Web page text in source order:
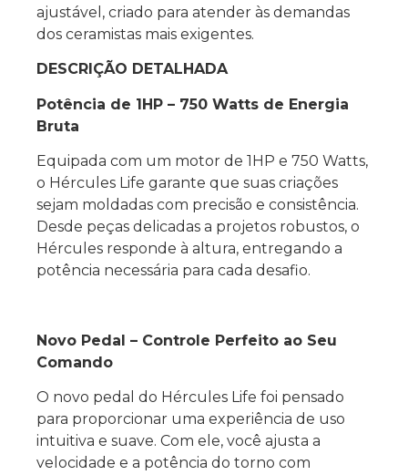
ajustável, criado para atender às demandas
dos ceramistas mais exigentes.
DESCRIÇÃO DETALHADA
Potência de 1HP – 750 Watts de Energia
Bruta
Equipada com um motor de 1HP e 750 Watts,
o Hércules Life garante que suas criações
sejam moldadas com precisão e consistência.
Desde peças delicadas a projetos robustos, o
Hércules responde à altura, entregando a
potência necessária para cada desafio.
Novo Pedal – Controle Perfeito ao Seu
Comando
O novo pedal do Hércules Life foi pensado
para proporcionar uma experiência de uso
intuitiva e suave. Com ele, você ajusta a
velocidade e a potência do torno com